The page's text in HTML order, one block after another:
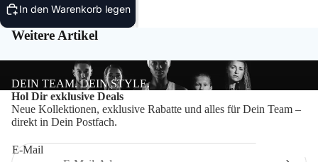
In den Warenkorb legen
Weitere Artikel
DEIN TEAM. DEIN STYLE.
Hol Dir exklusive Deals
Neue Kollektionen, exklusive Rabatte und alles für Dein Team –
direkt in Dein Postfach.
E-Mail
Datenschutzerklärung
Impressum
Kontaktinformationen